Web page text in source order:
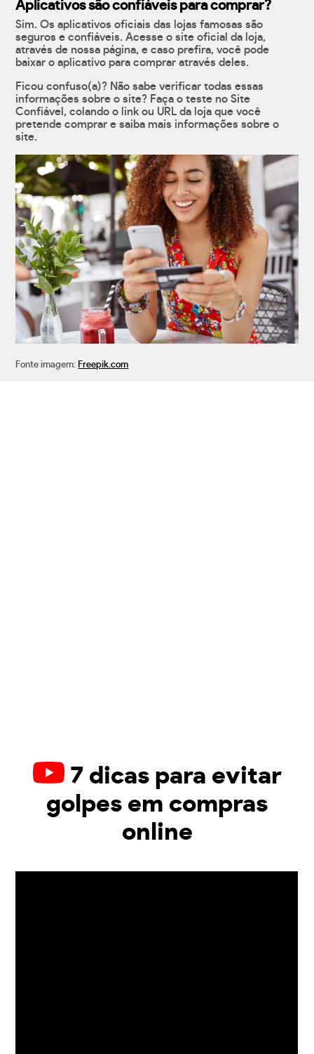
Aplicativos são confiáveis para comprar?
Sim. Os aplicativos oficiais das lojas famosas são
seguros e confiáveis. Acesse o site oficial da loja,
através de nossa página, e caso prefira, você pode
baixar o aplicativo para comprar através deles.
Ficou confuso(a)? Não sabe verificar todas essas
informações sobre o site? Faça o teste no Site
Confiável, colando o link ou URL da loja que você
pretende comprar e saiba mais informações sobre o
site.
Fonte imagem: Freepik.com
7 dicas para evitar
golpes em compras
online